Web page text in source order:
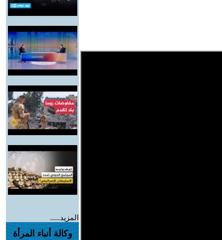
المزيد.....
وكالة أنباء المرأة